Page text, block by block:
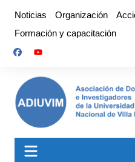
contenido
Noticias Organización
Formación y capacitación